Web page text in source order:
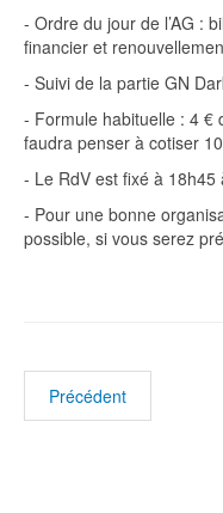
- Ordre du jour de l’AG :
financier et
- Suivi de la partie GN
- Formule habituelle : 4 €
faudra penser à cotiser
- Le RdV est fixé à 18h45
- Pour une bonne
possible, si vous serez
Article précédent :
Précédent